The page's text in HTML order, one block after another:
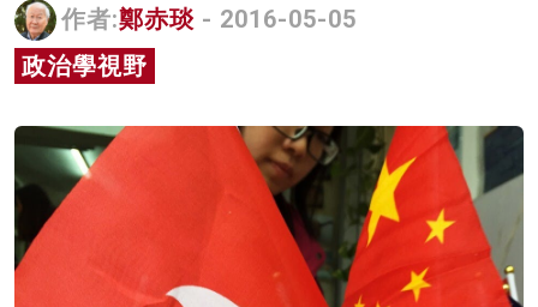
影片
名家榜
關於我們
作者:鄭赤琰 - 2016-05-05
政治學視野